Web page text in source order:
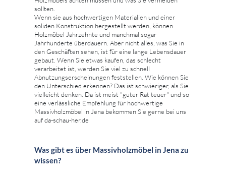
sollten.
Wenn sie aus hochwertigen Materialien und einer
soliden Konstruktion hergestellt werden, können
Holzmöbel Jahrzehnte und manchmal sogar
Jahrhunderte überdauern. Aber nicht alles, was Sie in
den Geschäften sehen, ist für eine lange Lebensdauer
gebaut. Wenn Sie etwas kaufen, das schlecht
verarbeitet ist, werden Sie viel zu schnell
Abnutzungserscheinungen feststellen. Wie können Sie
den Unterschied erkennen? Das ist schwieriger, als Sie
vielleicht denken. Da ist meist "guter Rat teuer" und so
eine verlässliche Empfehlung für hochwertige
Massivholzmöbel in Jena bekommen Sie gerne bei uns
auf da-schau-her.de
Was gibt es über Massivholzmöbel in Jena zu
wissen?